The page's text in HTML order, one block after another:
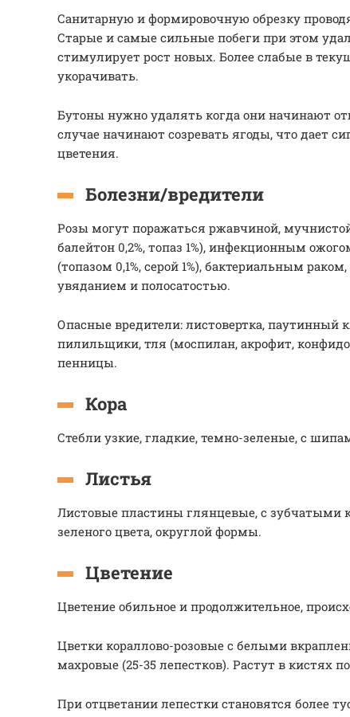
Санитарную и формировочную обрезку
Старые и самые сильные побеги при этом
стимулирует рост новых. Более слабые в
укорачивать.
Бутоны нужно удалять когда они начинают
случае начинают созревать ягоды, что дает
цветения.
Болезни/вредители
Розы могут поражаться ржавчиной,
балейтон 0,2%, топаз 1%), инфекционным
(топазом 0,1%, серой 1%), бактериальным
увяданием и полосатостью.
Опасные вредители: листовертка, паутинный
пилильщики, тля (моспилан, акрофит,
пенницы.
Кора
Стебли узкие, гладкие, темно-зеленые, с
Листья
Листовые пластины глянцевые, с зубчатыми
зеленого цвета, округлой формы.
Цветение
Цветение обильное и продолжительное,
Цветки кораллово-розовые с белыми
махровые (25-35 лепестков). Растут в кистях
При отцветании лепестки становятся более